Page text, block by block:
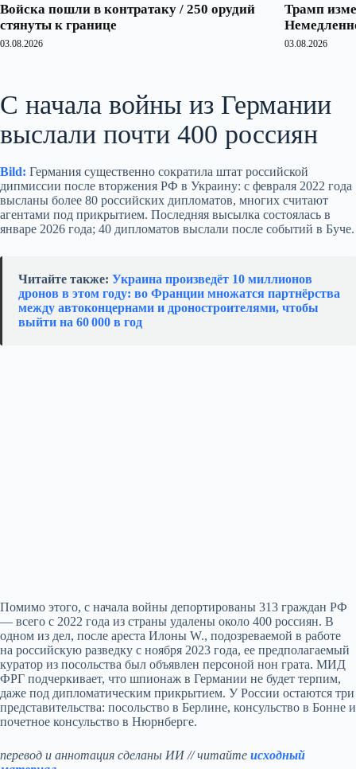
Войска пошли в контратаку / 250 орудий
стянуты к границе
03.08.2026
Трамп
03.08.2026
С начала войны из Германии
выслали почти 400 россиян
Bild: Германия существенно сократила штат российской
дипмиссии после вторжения РФ в Украину: с февраля 2022 года
высланы более 80 российских дипломатов, многих считают
агентами под прикрытием. Последняя высылка состоялась в
январе 2026 года; 40 дипломатов выслали после событий в Буче.
Читайте также: Украина произведёт 10 миллионов
дронов в этом году: во Франции множатся партнёрства
между автоконцернами и дроностроителями, чтобы
выйти на 60 000 в год
Помимо этого, с начала войны депортированы 313 граждан РФ
— всего с 2022 года из страны удалены около 400 россиян. В
одном из дел, после ареста Илоны W., подозреваемой в работе
на российскую разведку с ноября 2023 года, ее предполагаемый
куратор из посольства был объявлен персоной нон грата. МИД
ФРГ подчеркивает, что шпионаж в Германии не будет терпим,
даже под дипломатическим прикрытием. У России остаются три
представительства: посольство в Берлине, консульство в Бонне и
почетное консульство в Нюрнберге.
перевод и аннотация сделаны ИИ // читайте исходный